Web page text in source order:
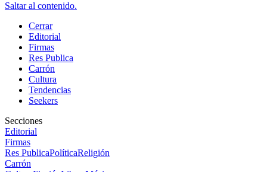
Saltar al contenido.
Cerrar
Editorial
Firmas
Res Publica
Carrón
Cultura
Tendencias
Seekers
Secciones
Editorial
Firmas
Res PublicaPolíticaReligión
Carrón